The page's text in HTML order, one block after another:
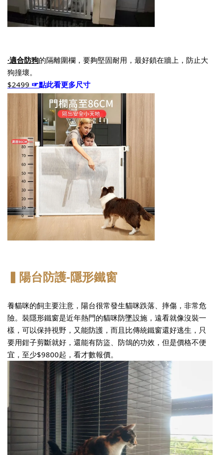
·適合防狗的隔離圍欄，要夠堅固耐用，最好鎖在牆上，防止大
狗撞壞。
$2499 ☞點此看更多尺寸
▍陽台防護-隱形鐵窗
養貓咪的飼主要注意，陽台很常發生貓咪跌落、摔傷，非常危
險。裝隱形鐵窗是近年熱門的貓咪防墜設施，遠看就像沒裝一
樣，可以保持視野，又能防護，而且比傳統鐵窗還好逃生，只
要用鉗子剪斷就好，還能有防盜、防鴿的功效，但是價格不便
宜，至少$9800起，看才數報價。